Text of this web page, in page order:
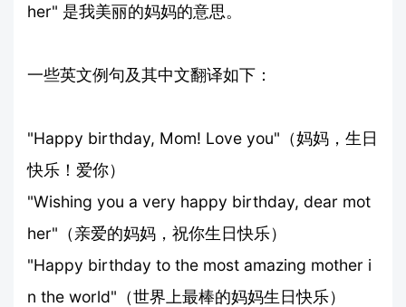
her" 是我美丽的妈妈的意思。
一些英文例句及其中文翻译如下：
"Happy birthday, Mom! Love you"（妈妈，生日
快乐！爱你）
"Wishing you a very happy birthday, dear mot
her"（亲爱的妈妈，祝你生日快乐）
"Happy birthday to the most amazing mother i
n the world"（世界上最棒的妈妈生日快乐）